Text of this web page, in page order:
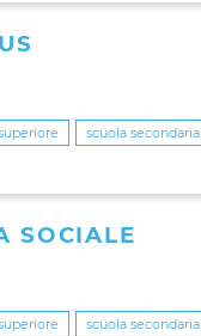
scuola secondaria
SOCIALE
scuola secondaria